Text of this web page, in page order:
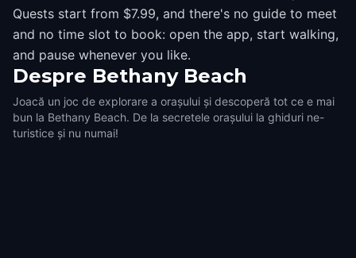
Quests start from $7.99, and there's no guide to meet
and no time slot to book: open the app, start walking,
and pause whenever you like.
Despre Bethany Beach
Joacă un joc de explorare a orașului și descoperă tot ce e mai
bun la Bethany Beach. De la secretele orașului la ghiduri ne-
turistice și nu numai!